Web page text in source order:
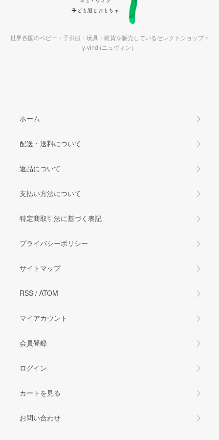
世界各国のベビー・子供服・玩具・雑貨を販売しているセレクトショップ n
y-vind (ニュヴィン）
ホーム
配送・送料について
返品について
支払い方法について
特定商取引法に基づく表記
プライバシーポリシー
サイトマップ
RSS / ATOM
マイアカウント
会員登録
ログイン
カートを見る
お問い合わせ